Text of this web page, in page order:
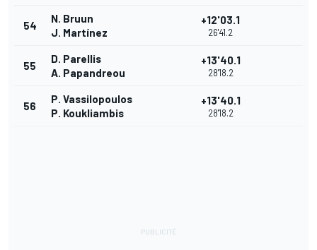
54
N. Bruun
J. Martínez
+12'03.1
26'41.2
55
D. Parellis
A. Papandreou
+13'40.1
28'18.2
56
P. Vassilopoulos
P. Koukliambis
+13'40.1
28'18.2